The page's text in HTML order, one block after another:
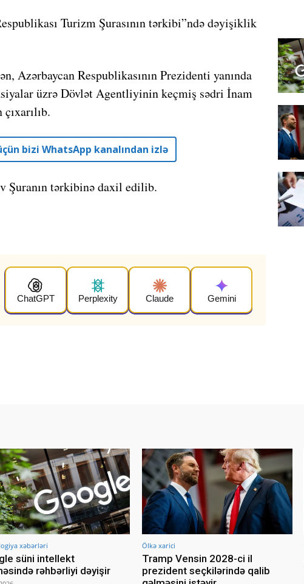
Turizm Şurasının tərkibi”ndə dəyişiklik
Azərbaycan Respublikasının Prezidenti yanında
üzrə Dövlət Agentliyinin keçmiş sədri İnam
bizi WhatsApp kanalından izlə
Şuranın tərkibinə daxil edilib.
ChatGPT Perplexity Claude Gemini
xəbərləri
süni intellekt
rəhbərliyi dəyişir
Ölkə xarici
Tramp Vensin 2028-ci il
prezident seçkilərində qalib